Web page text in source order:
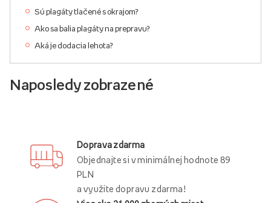
Sú plagáty tlačené s okrajom?
Ako sa balia plagáty na prepravu?
Aká je dodacia lehota?
Naposledy zobrazené
Doprava zdarma
Objednajte si v minimálnej hodnote 89
PLN
a využite dopravu zdarma!